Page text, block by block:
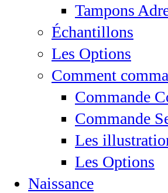
Tampons
Échantillons
Les Options
Comment
Commande
Commande
Les
Les Options
Naissance